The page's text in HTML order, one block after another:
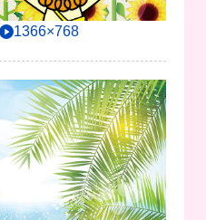
1366×768